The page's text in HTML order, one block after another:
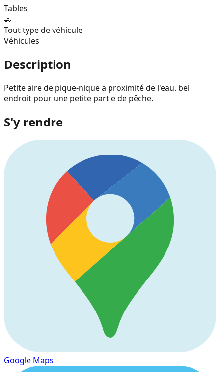
Tables
🚗
Tout type de véhicule
Véhicules
Description
Petite aire de pique-nique a proximité de l'eau. bel
endroit pour une petite partie de pêche.
S'y rendre
Google Maps